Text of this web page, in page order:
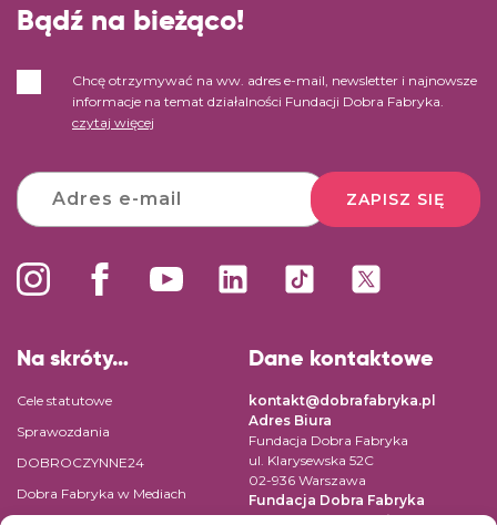
Bądź na bieżąco!
Chcę otrzymywać na ww. adres e-mail, newsletter i najnowsze
informacje na temat działalności Fundacji Dobra Fabryka.
czytaj więcej
ZAPISZ SIĘ
Na skróty…
Cele statutowe
Sprawozdania
DOBROCZYNNE24
Dobra Fabryka w Mediach
Dane kontaktowe
kontakt@dobrafabryka.pl
Adres Biura
Fundacja Dobra Fabryka
ul. Klarysewska 52C
02-936 Warszawa
Fundacja Dobra Fabryka
ul. Pomiechowska 47/14